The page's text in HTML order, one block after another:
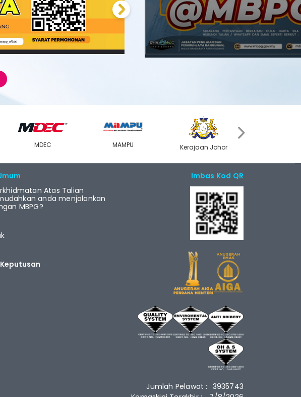
Next
MDEC MAMPU Kerajaan Johor
Atas Talian
anda menjalankan
MBPG?
Imbas Kod QR
Jumlah Pelawat : 3935743